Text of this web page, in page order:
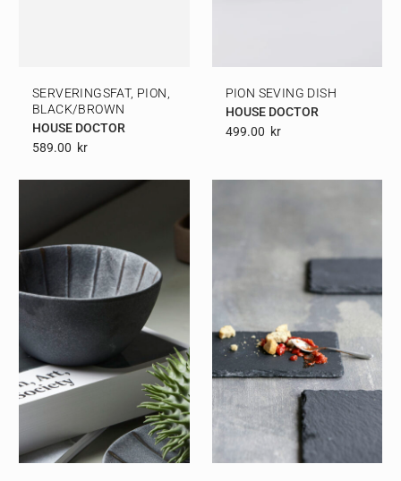
SERVERINGSFAT, PION,
BLACK/BROWN
HOUSE DOCTOR
589.00 Kr
PION SEVING DISH
HOUSE DOCTOR
499.00 Kr